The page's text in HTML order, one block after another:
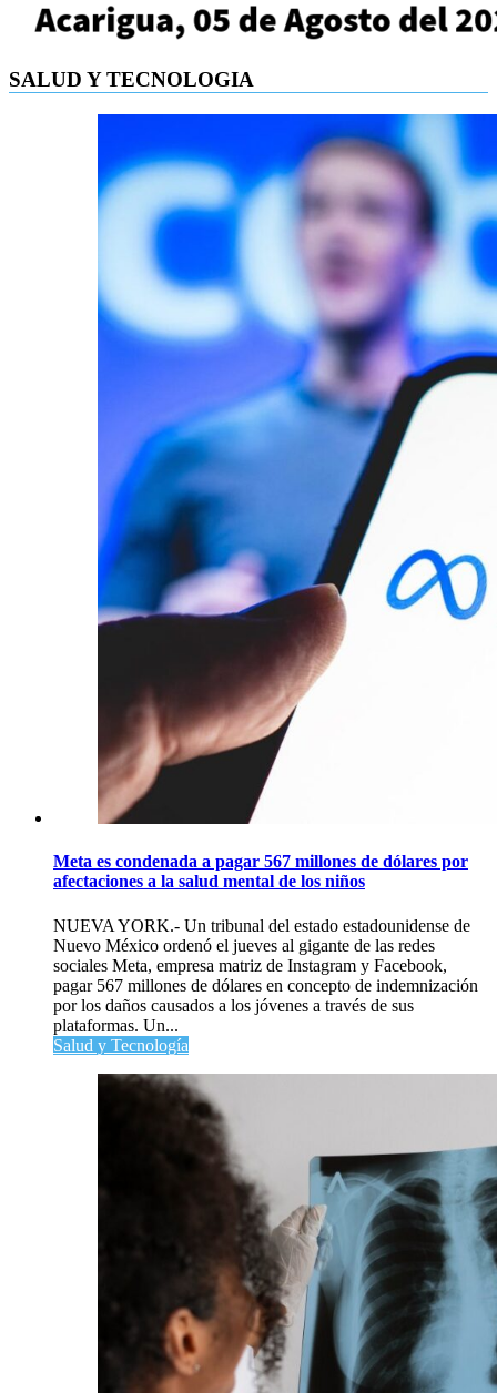
SALUD Y TECNOLOGIA
Meta es condenada a pagar 567 millones de dólares por
afectaciones a la salud mental de los niños
NUEVA YORK.- Un tribunal del estado estadounidense de
Nuevo México ordenó el jueves al gigante de las redes
sociales Meta, empresa matriz de Instagram y Facebook,
pagar 567 millones de dólares en concepto de indemnización
por los daños causados a los jóvenes a través de sus
plataformas. Un...
Salud y Tecnología